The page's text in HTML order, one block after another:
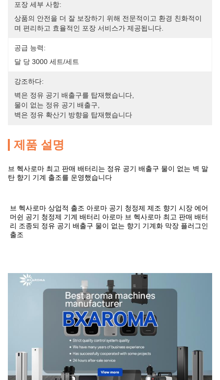
포장 세부 사항:
상품의 안전을 더 잘 보장하기 위해 전문적이고 환경 친화적이
며 편리하고 효율적인 포장 서비스가 제공됩니다.
공급 능력:
달 당 3000 세트/세트
강조하다:
벽은 정유 공기 배출구를 탑재했습니다
물이 없는 정유 공기 배출구
벽은 정유 확산기 방향을 탑재했습니다
제품 설명
브 헥사로마 최고 판매 배터리는 정유 공기 배출구 물이 없는 벽 말
탄 향기 기계 출조를 운영했습니다
브 헥사로마 상업적 출조 아로마 공기 청정제 제조 향기 시장 에어
머쉰 공기 청정제 기계 배터리 아로마 브 헥사로마 최고 판매 배터
리 조종되 정유 공기 배출구 물이 없는 향기 기계화 막장 플러그인
출조